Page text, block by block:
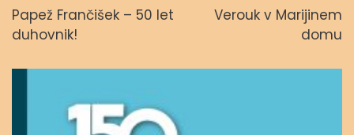
Papež Frančišek – 50 let
duhovnik!
Verouk v Marijinem
domu